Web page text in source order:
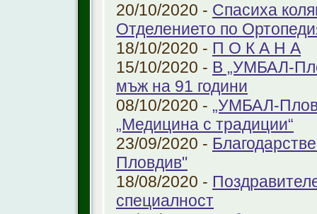
20/10/2020 - Спасиха
Отделението по
18/10/2020 - П О К А Н А
15/10/2020 - В „УМБАЛ-
мъж на 91 години
08/10/2020 - „УМБАЛ-
„Медицина с традиции“
23/09/2020 -
Пловдив"
18/08/2020 -
специалност